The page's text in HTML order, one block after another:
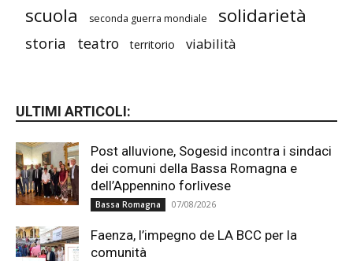
scuola seconda guerra mondiale solidarietà
storia teatro territorio viabilità
ULTIMI ARTICOLI:
Post alluvione, Sogesid incontra i sindaci
dei comuni della Bassa Romagna e
dell’Appennino forlivese
Bassa Romagna 07/08/2026
Faenza, l’impegno de LA BCC per la
comunità